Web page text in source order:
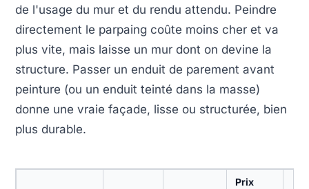
de l'usage du mur et du rendu attendu. Peindre
directement le parpaing coûte moins cher et va
plus vite, mais laisse un mur dont on devine la
structure. Passer un enduit de parement avant
peinture (ou un enduit teinté dans la masse)
donne une vraie façade, lisse ou structurée, bien
plus durable.
Prix